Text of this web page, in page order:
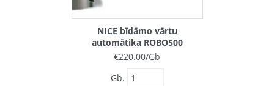
NICE bīdāmo vārtu
automātika ROBO500
€220.00/Gb
Gb.